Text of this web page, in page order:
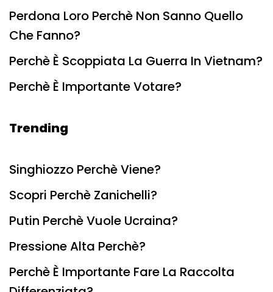
Perdona Loro Perchè Non Sanno Quello
Che Fanno?
Perchè È Scoppiata La Guerra In Vietnam?
Perchè È Importante Votare?
Trending
Singhiozzo Perchè Viene?
Scopri Perchè Zanichelli?
Putin Perchè Vuole Ucraina?
Pressione Alta Perchè?
Perchè È Importante Fare La Raccolta